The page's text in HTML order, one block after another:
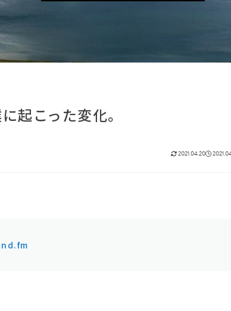
起こった変化。
2021.04.20